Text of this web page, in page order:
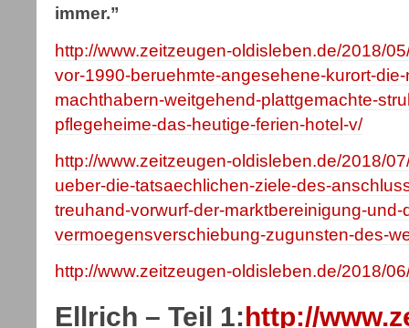
immer.”
http://www.zeitzeugen-oldisleben.de/2018/
vor-1990-beruehmte-angesehene-kurort-
machthabern-weitgehend-plattgemachte-
pflegeheime-das-heutige-ferien-hotel-v/
http://www.zeitzeugen-oldisleben.de/2018/
ueber-die-tatsaechlichen-ziele-des-
treuhand-vorwurf-der-marktbereinigung-und-
vermoegensverschiebung-zugunsten-des-
http://www.zeitzeugen-oldisleben.de/2018/
Ellrich – Teil 1:http://